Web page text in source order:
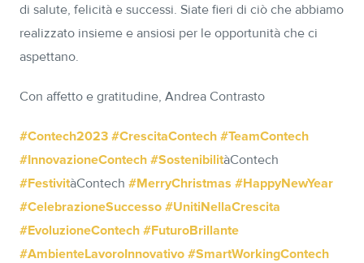
di salute, felicità e successi. Siate fieri di ciò che abbiamo
realizzato insieme e ansiosi per le opportunità che ci
aspettano.
Con affetto e gratitudine, Andrea Contrasto
#Contech2023 #CrescitaContech #TeamContech
#InnovazioneContech #SostenibilitàContech
#FestivitàContech #MerryChristmas #HappyNewYear
#CelebrazioneSuccesso #UnitiNellaCrescita
#EvoluzioneContech #FuturoBrillante
#AmbienteLavoroInnovativo #SmartWorkingContech